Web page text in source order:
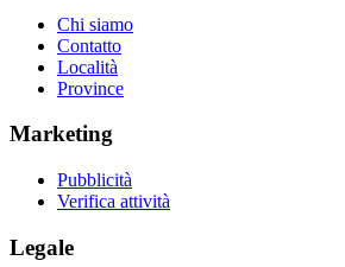
Chi siamo
Contatto
Località
Province
Marketing
Pubblicità
Verifica attività
Legale